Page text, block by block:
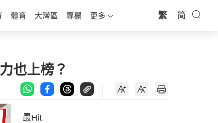
體育 大灣區 專欄 更多 繁 简
也上榜？
最Hit